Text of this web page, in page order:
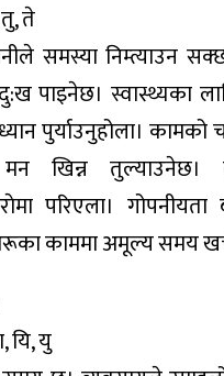
तु, ते
समस्या निम्त्याउन
पाइनेछ। स्वास्थ्यका
पुर्याउनुहोला।
खिन्न तुल्याउनेछ।
परिएला। गोपनीयता
काममा अमूल्य समय
यि, यु